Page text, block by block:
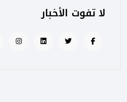
كيف تساهم PEC في رفع جودة
الإشراف المتكامل؟
لا تفوت الأخبار